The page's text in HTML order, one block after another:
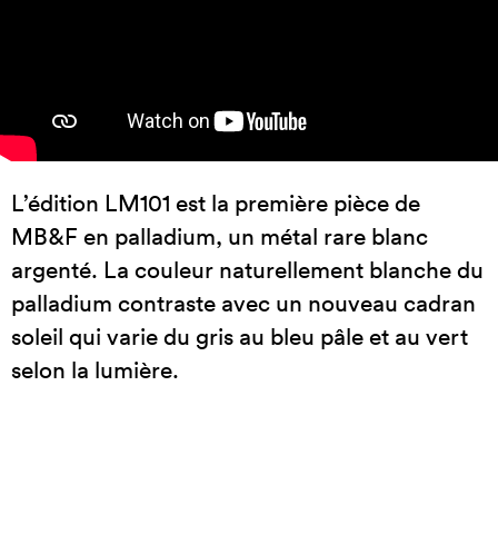
L’édition LM101 est la première pièce de
MB&F en palladium, un métal rare blanc
argenté. La couleur naturellement blanche du
palladium contraste avec un nouveau cadran
soleil qui varie du gris au bleu pâle et au vert
selon la lumière.